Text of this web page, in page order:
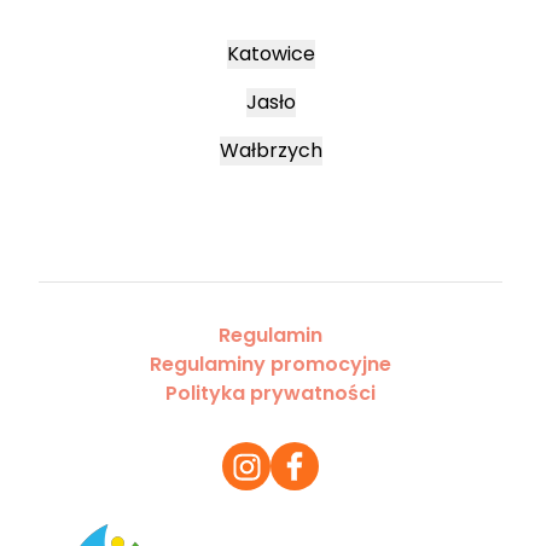
Katowice
Jasło
Wałbrzych
Regulamin
Regulaminy promocyjne
Polityka prywatności